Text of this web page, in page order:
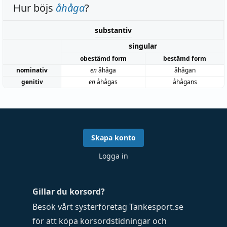
Hur böjs åhåga?
substantiv
singular
obestämd form
bestämd form
nominativ
enåhåga
åhågan
genitiv
enåhågas åhågans
Gillar du korsord?
Besök vårt systerföretag Tankesport.se
för att köpa korsordstidningar och
Skapa konto
Logga in